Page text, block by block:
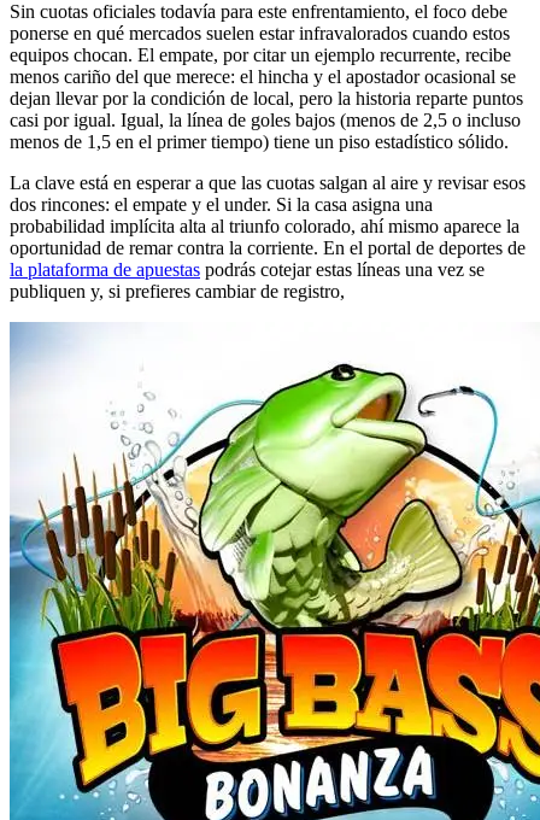
Sin cuotas oficiales todavía para este enfrentamiento, el foco debe
ponerse en qué mercados suelen estar infravalorados cuando estos
equipos chocan. El empate, por citar un ejemplo recurrente, recibe
menos cariño del que merece: el hincha y el apostador ocasional se
dejan llevar por la condición de local, pero la historia reparte puntos
casi por igual. Igual, la línea de goles bajos (menos de 2,5 o incluso
menos de 1,5 en el primer tiempo) tiene un piso estadístico sólido.
La clave está en esperar a que las cuotas salgan al aire y revisar esos
dos rincones: el empate y el under. Si la casa asigna una
probabilidad implícita alta al triunfo colorado, ahí mismo aparece la
oportunidad de remar contra la corriente. En el portal de deportes de
la plataforma de apuestas podrás cotejar estas líneas una vez se
publiquen y, si prefieres cambiar de registro,